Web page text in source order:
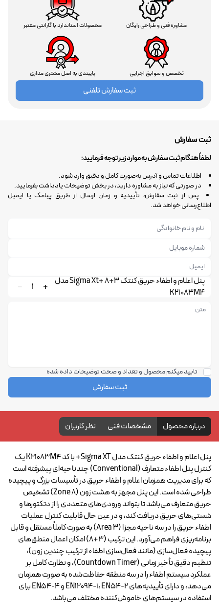
مشاوره فنی و طراحی رایگان محصولات استاندارد با گارانتی معتبر
تخصص و سوابق اجرایی پایبندی به اصل مشتری مداری
ثبت سفارش تلفنی
ثبت سفارش
لطفاً هنگام ثبت سفارش به موارد زیر توجه فرمایید:
اطلاعات تماس و آدرس به‌صورت کامل و دقیق وارد شود.
در صورتی که نیاز به مشاوره دارید، در بخش توضیحات یادداشت بفرمایید.
پس از ثبت سفارش، تأییدیه و زمان ارسال از طریق پیامک یا ایمیل
اطلاع‌رسانی خواهد شد.
پنل اعلام و اطفاء حریق کنتک 3+8 +Sigma Xt مدل
K21083M4
1
تایید میکنم محصول و تعداد و صحت توضیحات داده شده
ثبت سفارش
درباره محصول مشخصات فنی نظر کاربران
پنل اعلام و اطفاء حریق کنتک مدل Sigma XT+ با کد K21083M4 یک
کنترل پنل اطفاء متعارف (Conventional) چندناحیه‌ای پیشرفته است
که برای مدیریت همزمان اعلام و اطفاء حریق در تأسیسات بزرگ و پیچیده
طراحی شده است. این پنل مجهز به هشت زون (8 Zone) تشخیص
حریق متعارف می‌باشد تا بتواند ورودی‌های متعددی را از دتکتورها و
شستی‌های حریق دریافت کند، و در عین حال قابلیت کنترل عملیات
اطفاء حریق را در سه ناحیه مجزا (3 Area) به صورت کاملاً مستقل و قابل
برنامه‌ریزی فراهم می‌آورد. این ترکیب (3+8) امکان اعمال منطق‌های
پیچیده فعال‌سازی (مانند فعال‌سازی اطفاء از ترکیب چندین زون)،
تنظیم دقیق تأخیر زمانی (Countdown Timer)، و نظارت کامل بر
عملکرد سیستم اطفاء را در سه منطقه حفاظت‌شده به صورت همزمان
می‌دهد، و دارای تأییدیه‌های EN12094-1، EN54-2 و EN54-4 برای
استفاده در سیستم‌های خاموش‌کننده مختلف می‌باشد.